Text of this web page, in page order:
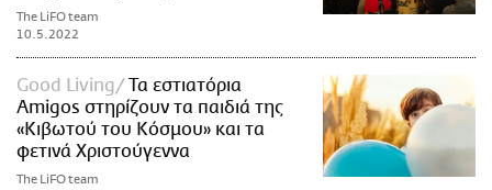
The LiFO team
10.5.2022
Good Living
Τα εστιατόρια
Amigos στηρίζουν τα παιδιά της
«Κιβωτού του Κόσμου» και τα
φετινά Χριστούγεννα
The LiFO team